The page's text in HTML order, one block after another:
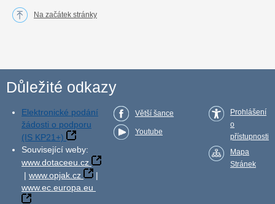
Na začátek stránky
Důležité odkazy
Elektronické podání
žádosti o podporu
(IS KP21+)
Související weby:
www.dotaceeu.cz
| www.opjak.cz
|
www.ec.europa.eu
Větší šance
Youtube
Prohlášení
o
přístupnosti
Mapa
Stránek